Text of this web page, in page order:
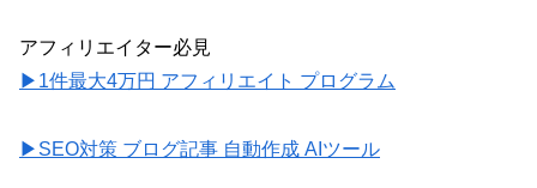
アフィリエイター必見
▶1件最大4万円 アフィリエイト プログラム
▶SEO対策 ブログ記事 自動作成 AIツール